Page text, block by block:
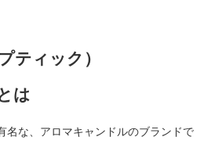
ティック）
は
名な、アロマキャンドルのブランドで